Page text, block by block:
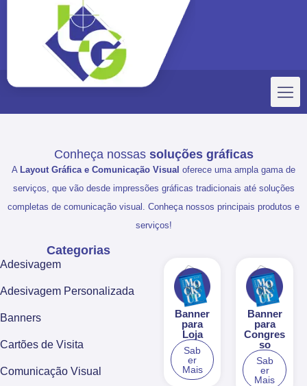
Conheça nossas soluções gráficas
A Layout Gráfica e Comunicação Visual oferece uma ampla gama de
serviços, que vão desde impressões gráficas tradicionais até soluções
completas de comunicação visual. Conheça nossos principais produtos e
serviços!
Categorias
Adesivagem
Adesivagem Personalizada
Banners
Cartões de Visita
Comunicação Visual
Banner
para
Loja
Sab
er
Mais
Banner
para
Congres
so
Sab
er
Mais